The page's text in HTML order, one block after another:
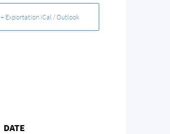
+ Exportation iCal / Outlook
DATE